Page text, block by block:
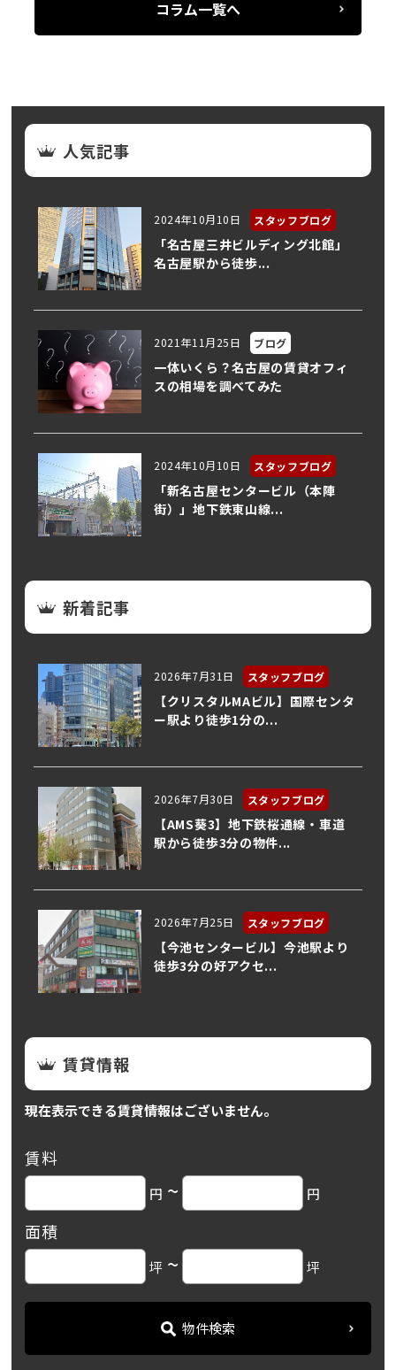
コラム一覧へ
人気記事
2024年10月10日 スタッフブログ
「名古屋三井ビルディング北館」
名古屋駅から徒歩...
2021年11月25日 ブログ
一体いくら？名古屋の賃貸オフィ
スの相場を調べてみた
2024年10月10日 スタッフブログ
「新名古屋センタービル（本陣
街）」地下鉄東山線...
新着記事
2026年7月31日 スタッフブログ
【クリスタルMAビル】国際センタ
ー駅より徒歩1分の...
2026年7月30日 スタッフブログ
【AMS葵3】地下鉄桜通線・車道
駅から徒歩3分の物件...
2026年7月25日 スタッフブログ
【今池センタービル】今池駅より
徒歩3分の好アクセ...
賃貸情報
現在表示できる賃貸情報はございません。
賃料
円 ~ 円
面積
坪 ~ 坪
物件検索